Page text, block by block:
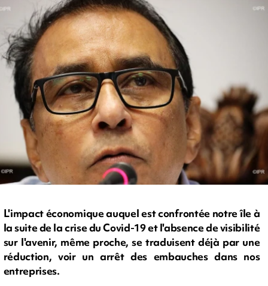
L'impact économique auquel est confrontée notre île à
la suite de la crise du Covid-19 et l'absence de visibilité
sur l'avenir, même proche, se traduisent déjà par une
réduction, voir un arrêt des embauches dans nos
entreprises.